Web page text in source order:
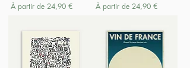
À partir de 24,90 €
Prix promotionnel
À partir de 24,90 €
Prix promotionnel